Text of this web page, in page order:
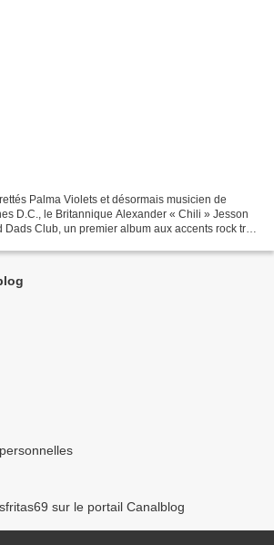
Palma Violets et désormais musicien de
D.C., le Britannique Alexander « Chili » Jesson
Club, un premier album aux accents rock très
sur le portail Canalblog